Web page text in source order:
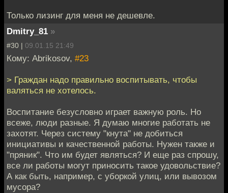
Только лизинг для меня не дешевле.
Dmitry_81 »
#30 | 09.01.15 21:49
Кому: Abrikosov, #23
> Граждан надо правильно воспитывать, чтобы
валяться не хотелось.
Воспитание безусловно играет важную роль. Но
всеже, люди разные. Я думаю многие работать не
захотят. Через систему "кнута" не добиться
инициативы и качественной работы. Нужен также и
"пряник". Что им будет являться? И еще раз спрошу,
все ли работы могут приносить такое удовольствие?
А как быть, например, с уборкой улиц, или вывозом
мусора?